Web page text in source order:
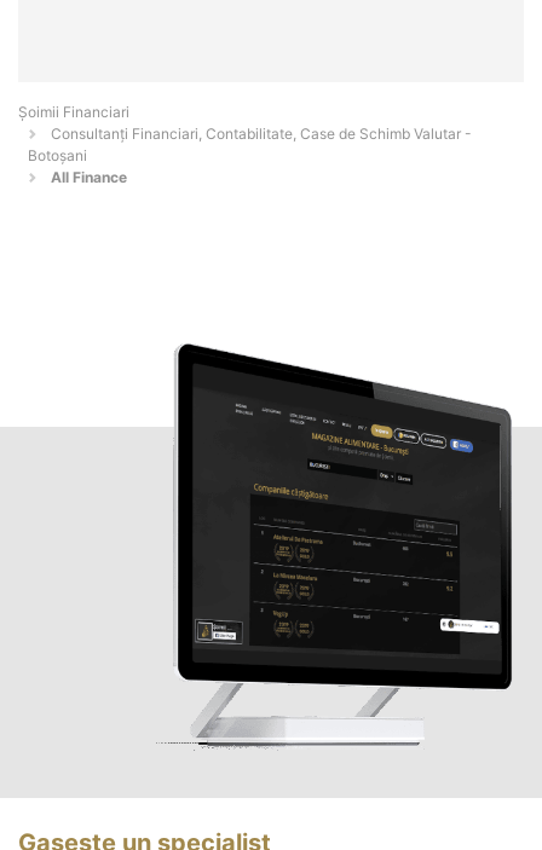
Șoimii Financiari
Consultanți Financiari, Contabilitate, Case de Schimb Valutar -
Botoşani
All Finance
Gasește un specialist